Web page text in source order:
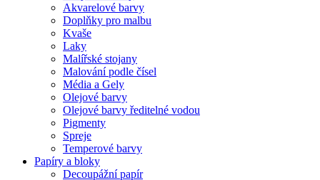
Akvarelové barvy
Doplňky pro malbu
Kvaše
Laky
Malířské stojany
Malování podle čísel
Média a Gely
Olejové barvy
Olejové barvy ředitelné vodou
Pigmenty
Spreje
Temperové barvy
Papíry a bloky
Decoupážní papír